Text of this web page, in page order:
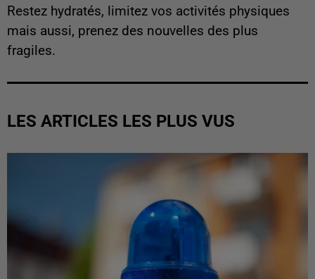
Restez hydratés, limitez vos activités physiques
mais aussi, prenez des nouvelles des plus
fragiles.
LES ARTICLES LES PLUS VUS